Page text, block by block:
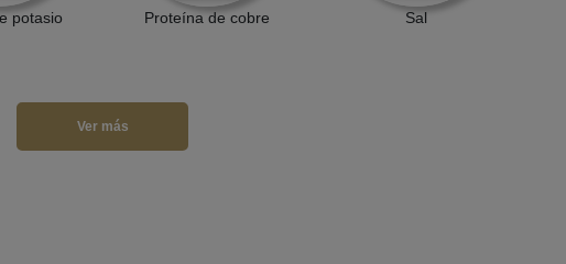
potasio Proteína de cobre Sal
Ver más